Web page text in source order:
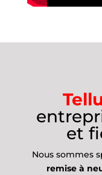
et
Nous sommes
remise à